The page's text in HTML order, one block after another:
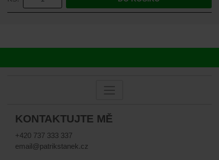
KONTAKTUJTE MĚ
+420 737 333 337
email@patrikstanek.cz